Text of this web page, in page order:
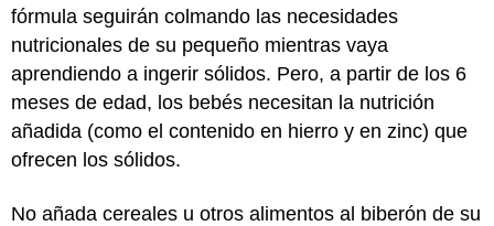
fórmula seguirán colmando las necesidades
nutricionales de su pequeño mientras vaya
aprendiendo a ingerir sólidos. Pero, a partir de los 6
meses de edad, los bebés necesitan la nutrición
añadida (como el contenido en hierro y en zinc) que
ofrecen los sólidos.
No añada cereales u otros alimentos al biberón de su